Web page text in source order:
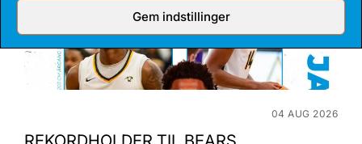
Gem indstillinger
04 AUG 2026